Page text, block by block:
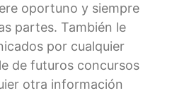
oportuno y siempre
partes. También le
por cualquier
de futuros concursos
otra información